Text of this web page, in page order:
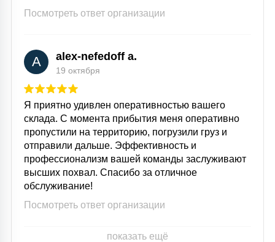
Посмотреть ответ организации
A alex-nefedoff a.
19 октября
Я приятно удивлен оперативностью вашего
склада. С момента прибытия меня оперативно
пропустили на территорию, погрузили груз и
отправили дальше. Эффективность и
профессионализм вашей команды заслуживают
высших похвал. Спасибо за отличное
обслуживание!
Посмотреть ответ организации
показать ещё